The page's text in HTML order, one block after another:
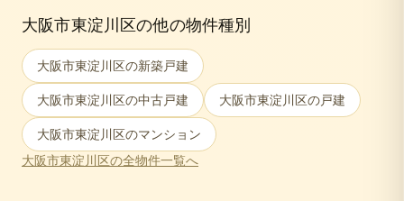
大阪市東淀川区の他の物件種別
大阪市東淀川区の新築戸建
大阪市東淀川区の中古戸建 大阪市東淀川区の戸建
大阪市東淀川区のマンション
大阪市東淀川区の全物件一覧へ